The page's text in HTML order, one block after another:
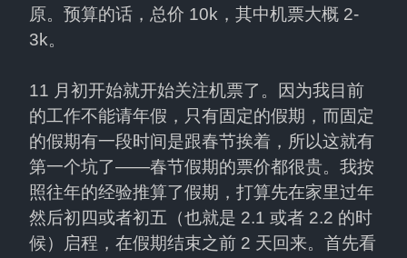
原。预算的话，总价 10k，其中机票大概 2-
3k。
11 月初开始就开始关注机票了。因为我目前
的工作不能请年假，只有固定的假期，而固定
的假期有一段时间是跟春节挨着，所以这就有
第一个坑了——春节假期的票价都很贵。我按
照往年的经验推算了假期，打算先在家里过年
然后初四或者初五（也就是 2.1 或者 2.2 的时
候）启程，在假期结束之前 2 天回来。首先看